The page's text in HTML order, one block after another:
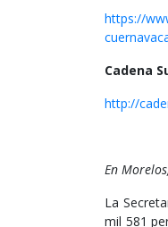
https://
Cadena
http://
En
La
mil 581